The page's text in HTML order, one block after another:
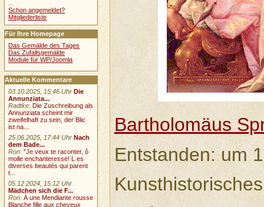
Bartholomäus
Entstanden: um
Schon angemeldet?
Mitgliederliste
Für Ihre Homepage
Das Gemälde des Tages
Das Zufallsgemälde
Module für WP/Joomla
Aktuelle Kommentare
03.10.2025, 15:46 Uhr Die
Annunziata...
Radtke: Die Zuschreibung als
Annunziata scheint mir
zweifelhaft zu sein, der Blic
ist na...
25.06.2025, 17:44 Uhr Nach
dem Bade...
Ron:"Je veux te raconter, ô
molle enchanteresse! L es
diverses beautés qui parent
t...
05.12.2024, 15:12 Uhr
Mädchen sich die F...
Ron:À une Mendiante rousse
Blanche fille aux cheveux